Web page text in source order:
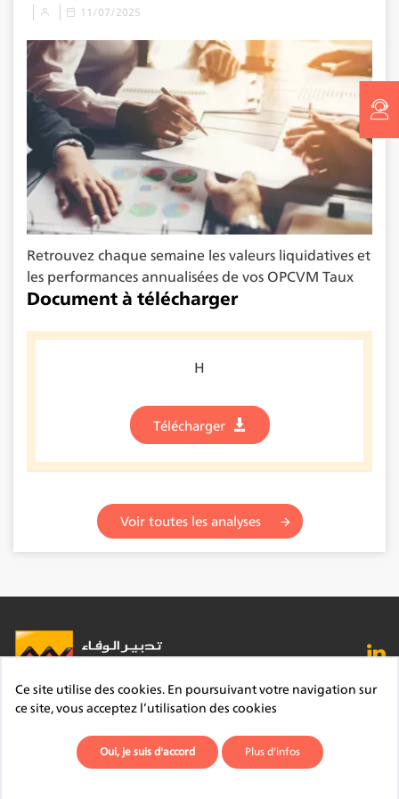
11/07/2025
Retrouvez chaque semaine les valeurs liquidatives et
les performances annualisées de vos OPCVM Taux
Document à télécharger
H
Télécharger
Voir toutes les analyses
FAQ Lexique Contact
Mentions légales
Site du Groupe
Plan du site Déontologie
Ce site utilise des cookies. En poursuivant votre navigation sur
ce site, vous acceptez l’utilisation des cookies
Oui, je suis d'accord Plus d'infos